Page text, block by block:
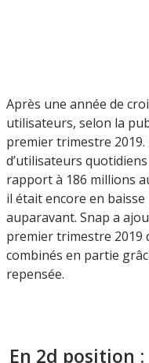
Après une année de
utilisateurs, selon la
premier trimestre
d’utilisateurs
rapport à 186 millions
il était encore en
auparavant. Snap a
premier trimestre 2019
combinés en partie
repensée.
En 2d position